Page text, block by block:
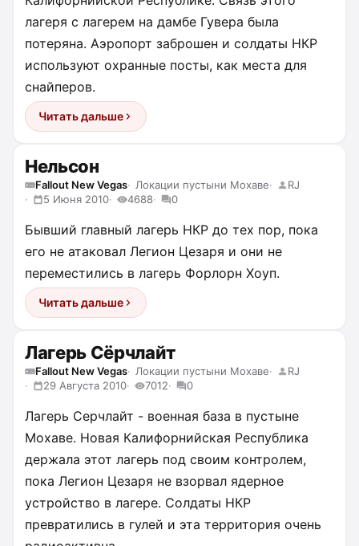
лагеря с лагерем на дамбе Гувера была
потеряна. Аэропорт заброшен и солдаты НКР
используют охранные посты, как места для
снайперов.
Читать дальше
Нельсон
Fallout New Vegas Локации пустыни Мохаве
RJ
5 Июня 2010
4688 0
Бывший главный лагерь НКР до тех пор, пока
его не атаковал Легион Цезаря и они не
переместились в лагерь Форлорн Хоуп.
Читать дальше
Лагерь Сёрчлайт
Fallout New Vegas Локации пустыни Мохаве
RJ
29 Августа 2010
7012 0
Лагерь Серчлайт - военная база в пустыне
Мохаве. Новая Калифорнийская Республика
держала этот лагерь под своим контролем,
пока Легион Цезаря не взорвал ядерное
устройство в лагере. Солдаты НКР
превратились в гулей и эта территория очень